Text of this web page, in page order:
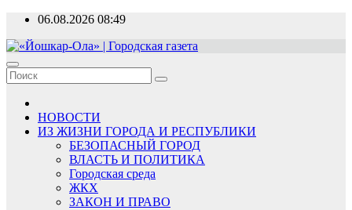
Перейти
содержимому
06.08.2026 08:49
«Йошкар-Ола» | Городская газета
Новости, события, люди
НОВОСТИ
ИЗ ЖИЗНИ ГОРОДА И РЕСПУБЛИКИ
БЕЗОПАСНЫЙ ГОРОД
ВЛАСТЬ И ПОЛИТИКА
Городская среда
ЖКХ
ЗАКОН И ПРАВО